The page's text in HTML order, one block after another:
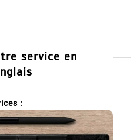
service en
: